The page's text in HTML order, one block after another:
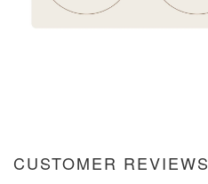
CUSTOMER REVIEWS